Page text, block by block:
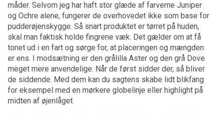
måder. Selvom jeg har haft stor glæde af farverne Juniper
og Ochre alene, fungerer de overhovedet ikke som base for
pudderøjenskygge. Så snart produktet er tørret på huden,
skal man faktisk holde fingrene væk. Det gælder om at få
tonet ud i en fart og sørge for, at placeringen og mængden
er ens. I modsætning er den grålilla Aster og den grå Dove
meget mere anvendelige. Når de først sidder der, så bliver
de siddende. Med dem kan du sagtens skabe lidt blikfang
for eksempel med en mørkere globelinje eller highlight på
midten af øjenlåget.